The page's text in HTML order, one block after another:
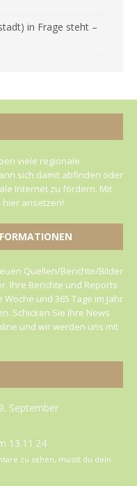
in Frage steht –
viele regionale
sich damit abfinden oder
Internet zu fördern. Mit
ansetzen!
Quellen/Berichte/Bilder
Ihre Berichte und Reports
und 365 Tage im Jahr
Schicken Sie Ihre News
und wir werden uns mit
September
13.11.24
zu sehen, musst du dein